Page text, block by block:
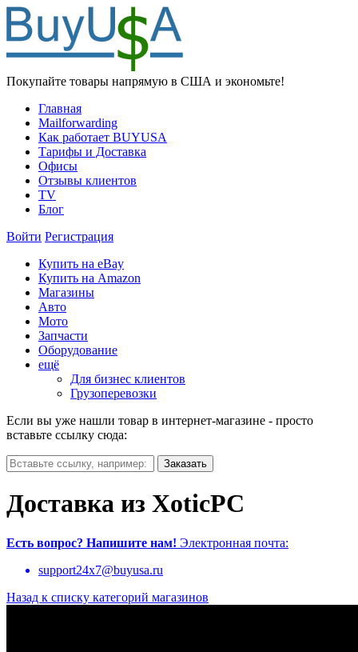
Покупайте товары напрямую в США и экономьте!
Главная
Mailforwarding
Как работает BUYUSA
Тарифы и Доставка
Офисы
Отзывы клиентов
TV
Блог
Войти Регистрация
Купить на eBay
Купить на Amazon
Магазины
Авто
Мото
Запчасти
Оборудование
ещё
Для бизнес клиентов
Грузоперевозки
Если вы уже нашли товар в интернет-магазине - просто
вставьте ссылку сюда:
Доставка из XoticPC
Есть вопрос? Напишите нам! Электронная почта:
support24x7@buyusa.ru
Назад к списку категорий магазинов